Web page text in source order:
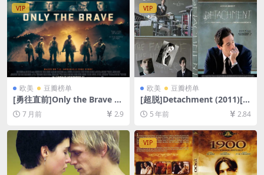
VIP
欧美 豆瓣榜单
[勇往直前]Only the Brave (2
017)[百度网盘+夸克网盘1080
P超清未删减资源][网盘在线播
放/下载][MP4/9.6GB][中英字
幕]
7 月前 2.9
VIP
欧美 豆瓣榜单
[超脱]Detachment (2011)[百
度网盘+迅雷云盘资源1080P
超清未删减][MP4/6.2GB][中
英字幕]
5 年前 2.84
VIP